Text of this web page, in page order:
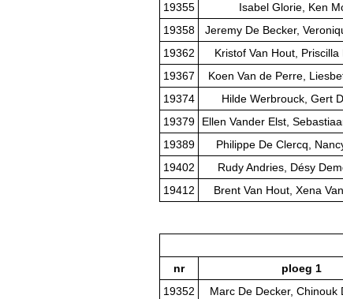
19355
Isabel Glorie, Ken
19358
Jeremy De Becker,
19362
Kristof Van Hout, Priscilla
19367
Koen Van de Perre,
19374
Hilde Werbrouck, Gert
19379
Ellen Vander Elst,
19389
Philippe De Clercq,
19402
Rudy Andries, Désy
19412
Brent Van Hout, Xena
nr
ploeg 1
19352
Marc De Decker, Chinouk